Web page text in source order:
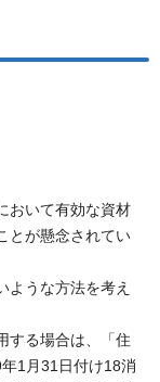
おいて有効な資材
とが懸念されてい
ような方法を考え
する場合は、「住
1月31日付け18消